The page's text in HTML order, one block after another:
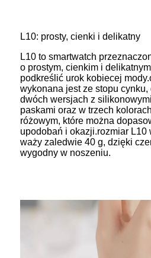
L10: prosty, cienki i delikatny
L10 to smartwatch
o prostym, cienkim i
podkreślić urok kobiecej
wykonana jest ze stopu
dwóch wersjach z
paskami oraz w trzech
różowym, które można
upodobań i okazji.rozmiar L10
waży zaledwie 40 g, dzięki
wygodny w noszeniu.